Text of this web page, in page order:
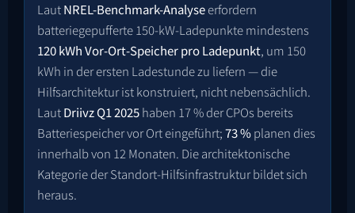
LautNREL-Benchmark-Analyseerfordern
batteriegepufferte 150-kW-Ladepunkte mindestens
120 kWh Vor-Ort-Speicher pro Ladepunkt, um 150
kWh in der ersten Ladestunde zu liefern — die
Hilfsarchitektur ist konstruiert, nicht nebensächlich.
LautDriivz Q1 2025haben 17 % der CPOs bereits
Batteriespeicher vor Ort eingeführt;73 %planen dies
innerhalb von 12 Monaten. Die architektonische
Kategorie der Standort-Hilfsinfrastruktur bildet sich
heraus.